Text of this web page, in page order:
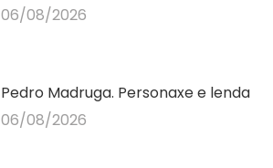
06/08/2026
Pedro Madruga. Personaxe e lenda
06/08/2026